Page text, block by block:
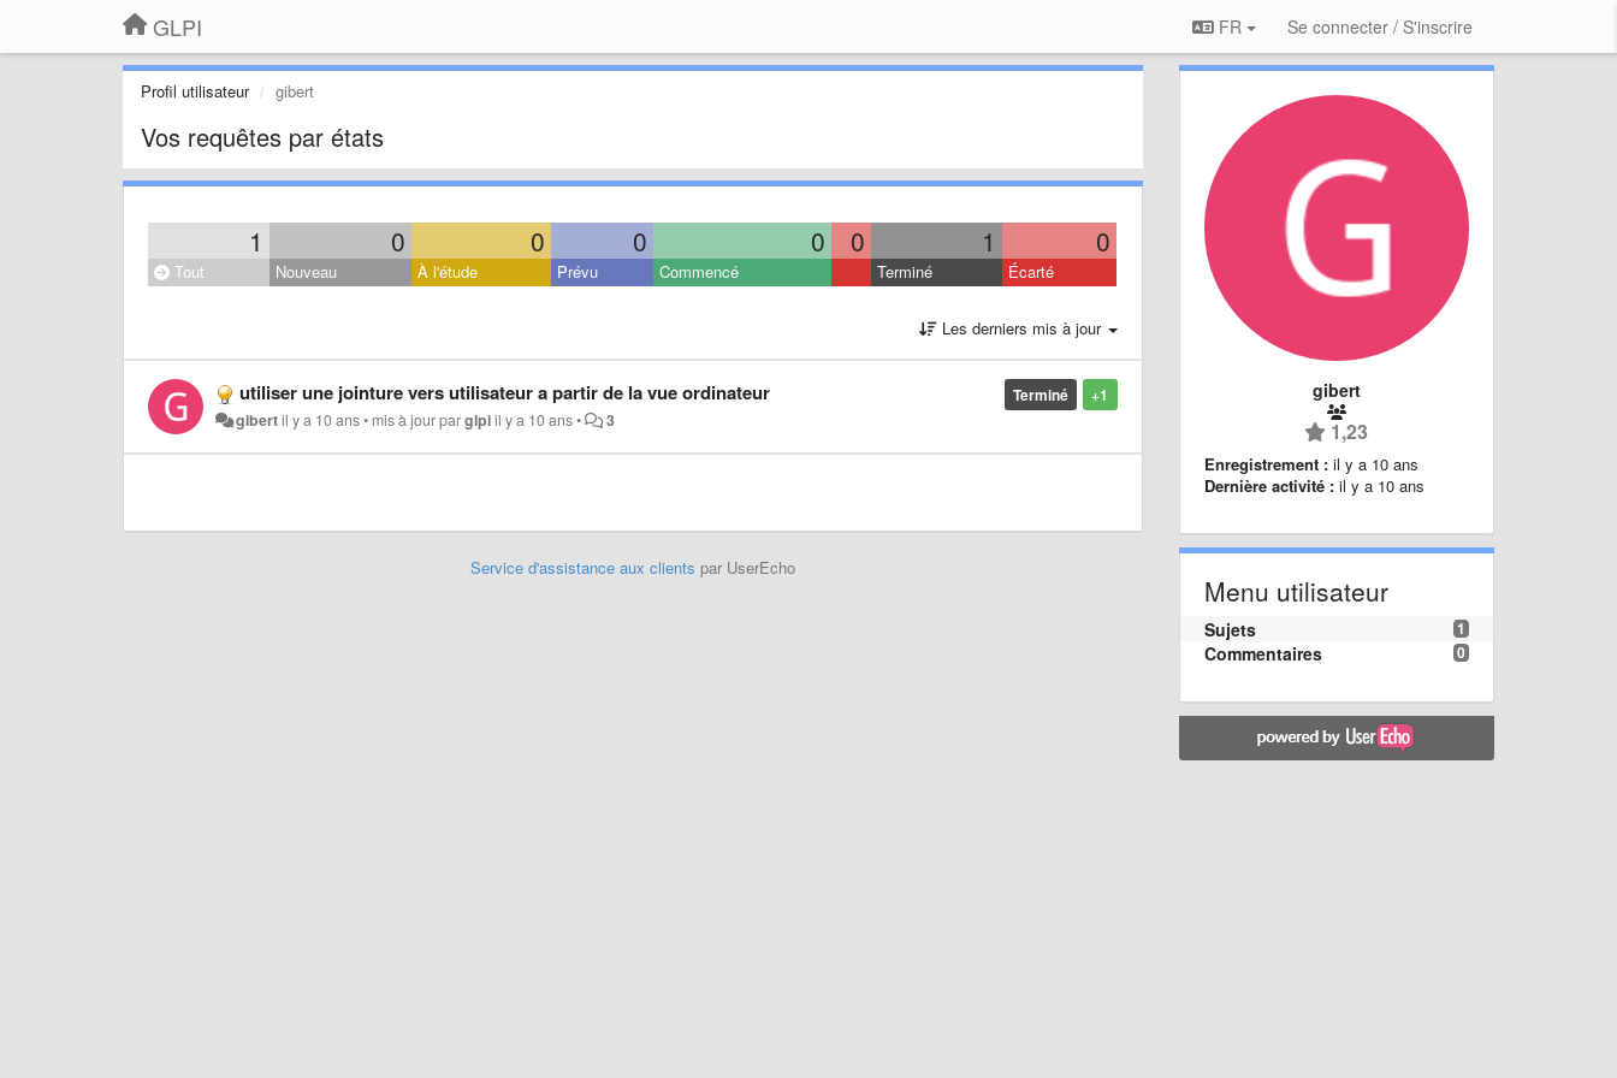
GLPI FR Se connecter / S'inscrire
Profil utilisateur gibert
Vos requêtes par états
1 0 0 0 0 0 1 0
Tout Nouveau À l'étude Prévu Commencé Terminé Écarté
Les derniers mis à jour
+1
Terminé
utiliser une jointure vers utilisateur a partir de la vue ordinateur
gibertil y a 10 ans• mis à jour parglpiil y a 10 ans• 3
Service d'assistance aux clients par UserEcho
gibert
1,23
Enregistrement : il y a 10 ans
Dernière activité : il y a 10 ans
Menu utilisateur
1
Sujets
0
Commentaires